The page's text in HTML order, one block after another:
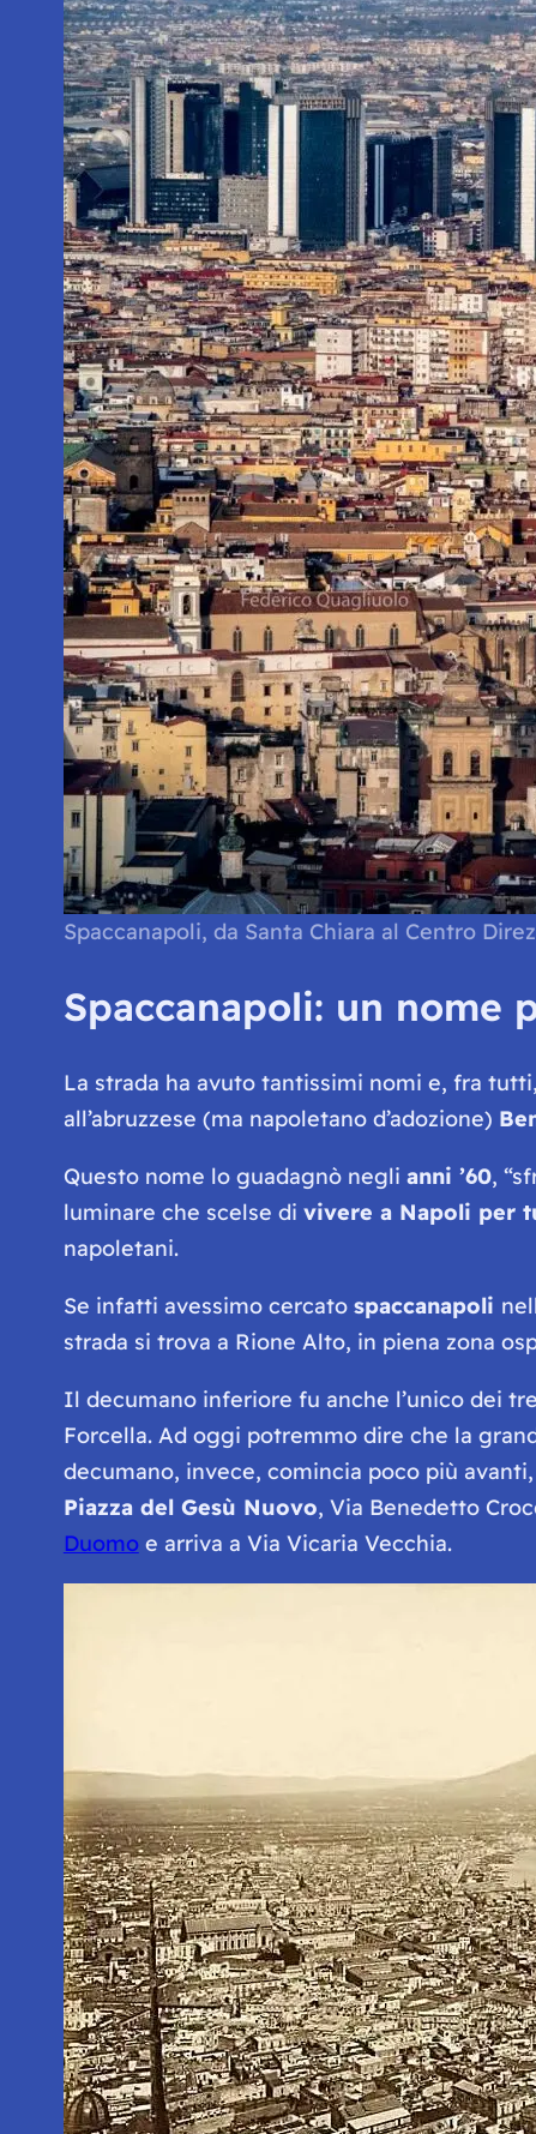
Spaccanapoli, da Santa Chiara al Centro
Spaccanapoli: un nome
La strada ha avuto tantissimi nomi e, fra tutti,
all’abruzzese (ma napoletano d’adozione)
Questo nome lo guadagnò negli anni ’60,
luminare che scelse di vivere a Napoli per
napoletani.
Se infatti avessimo cercato spaccanapoli
strada si trova a Rione Alto, in piena zona
Il decumano inferiore fu anche l’unico dei
Forcella. Ad oggi potremmo dire che la
decumano, invece, comincia poco più
Piazza del Gesù Nuovo, Via Benedetto
Duomoe arriva a Via Vicaria Vecchia.